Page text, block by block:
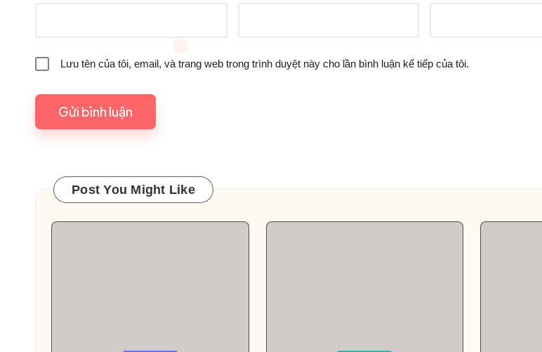
Lưu tên của tôi, email, và trang web trong trình duyệt này cho lần bình luận kế tiếp của tôi.
Post You Might Like